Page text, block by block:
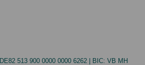
DE82 513 900 0000 0000 6262 | BIC: VB MH